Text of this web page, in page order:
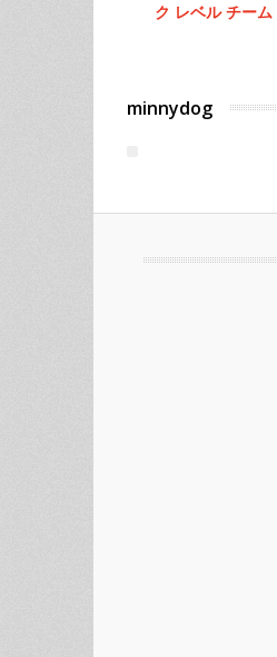
ク レベル チーム
minnydog